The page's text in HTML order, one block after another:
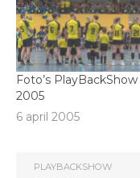
Foto’s PlayBackShow
2005
6 april 2005
PLAYBACKSHOW